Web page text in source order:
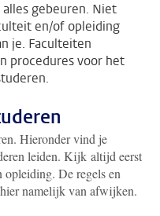
gebeuren. Niet
en/of opleiding
je. Faculteiten
procedures voor het
Hieronder vind je
leiden. Kijk altijd eerst
opleiding. De regels en
namelijk van afwijken.